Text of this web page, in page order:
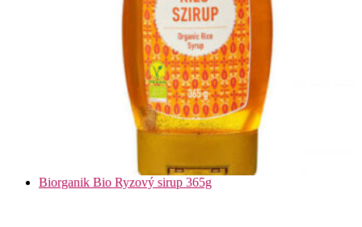
Biorganik Bio Ryzový sirup 365g